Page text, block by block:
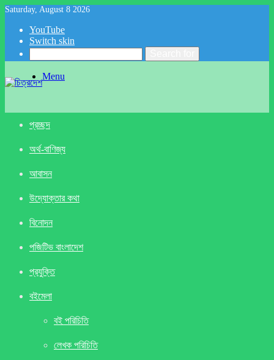
Saturday, August 8 2026
YouTube
Switch skin
Menu
প্রচ্ছদ
অর্থ-বাণিজ্য
আবাসন
উদ্যোক্তার কথা
বিনোদন
পজিটিভ বাংলাদেশ
প্রযুক্তি
বইমেলা
বই পরিচিতি
লেখক পরিচিতি